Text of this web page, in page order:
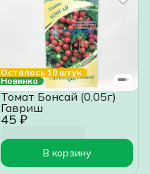
Осталось 10 штук
Новинка
45 ₽
Томат Бонсай (0,05г)
Гавриш
В корзину